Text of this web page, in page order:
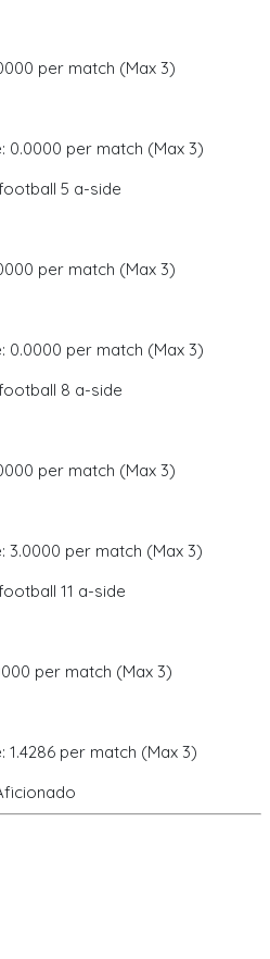
per match (Max 3)
0.0000 per match (Max 3)
5 a-side
per match (Max 3)
0.0000 per match (Max 3)
8 a-side
per match (Max 3)
3.0000 per match (Max 3)
11 a-side
per match (Max 3)
per match (Max 3)